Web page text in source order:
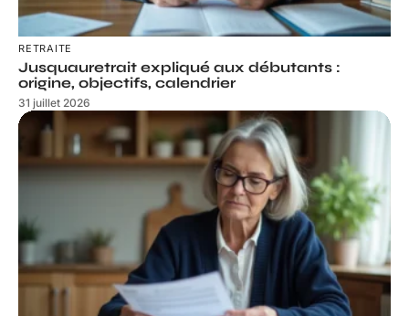
RETRAITE
Jusquauretrait expliqué aux débutants :
origine, objectifs, calendrier
31 juillet 2026